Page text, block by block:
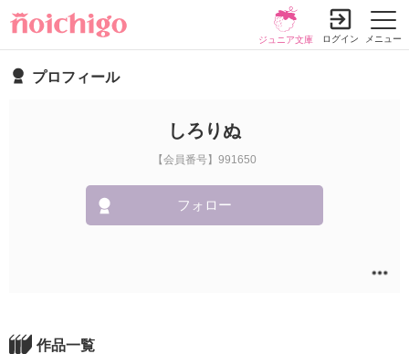
メニュー
ジュニア文庫 ログイン
プロフィール
しろりぬ
【会員番号】991650
フォロー
作品一覧